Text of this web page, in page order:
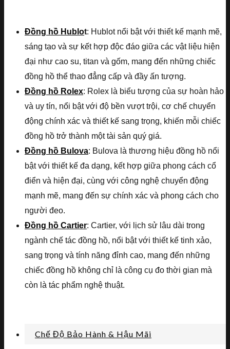
Đồng hồ Hublot: Hublot nổi bật với thiết kế mạnh mẽ,
sáng tạo và sự kết hợp độc đáo giữa các vật liệu hiện
đại như cao su, titan và gốm, mang đến những chiếc
đồng hồ thể thao đẳng cấp và đầy ấn tượng.
Đồng hồ Rolex: Rolex là biểu tượng của sự hoàn hảo
và uy tín, nổi bật với độ bền vượt trội, cơ chế chuyển
động chính xác và thiết kế sang trọng, khiến mỗi chiếc
đồng hồ trở thành một tài sản quý giá.
Đồng hồ Bulova: Bulova là thương hiệu đồng hồ nổi
bật với thiết kế đa dạng, kết hợp giữa phong cách cổ
điển và hiện đại, cùng với công nghệ chuyển động
mạnh mẽ, mang đến sự chính xác và phong cách cho
người đeo.
Đồng hồ Cartier: Cartier, với lịch sử lâu dài trong
ngành chế tác đồng hồ, nổi bật với thiết kế tinh xảo,
sang trọng và tính năng đỉnh cao, mang đến những
chiếc đồng hồ không chỉ là công cụ đo thời gian mà
còn là tác phẩm nghệ thuật.
Chế Độ Bảo Hành & Hậu Mãi